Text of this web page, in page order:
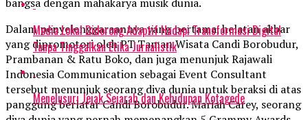
Dalam penyelenggaraannya yang pertama, helatan akbar
yang dipromotori oleh PT Taman Wisata Candi Borobudur,
Prambanan & Ratu Boko, dan juga menunjuk Rajawali
Indonesia Communication sebagai Event Consultant
tersebut menunjuk seorang diva dunia untuk beraksi di atas
panggung berlatar Candi Borobudur. Mariah Carey, seorang
Media Lokal Didorong Adaptif Hadapi Transformasi Digital
Tanpa Tinggalkan Etika Jurnalistik
Menelusuri Jejak Sejarah dan Kehidupan Kotagede